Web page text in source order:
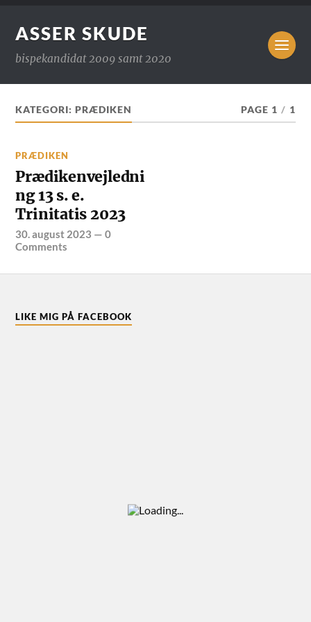
ASSER SKUDE
bispekandidat 2009 samt 2020
KATEGORI:PRÆDIKEN PAGE 1 / 1
PRÆDIKEN
Prædikenvejledni
ng 13 s. e.
Trinitatis 2023
30. august 2023 —0
Comments
LIKE MIG PÅ FACEBOOK